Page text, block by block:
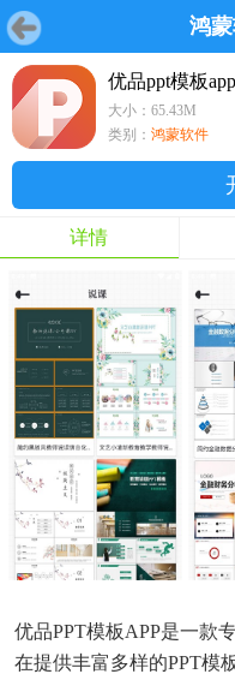
鸿
首页 游戏 软件
首页 游戏 软件 鸿蒙
游戏
鸿蒙
软件
优品ppt模板app
大小：65.43M
类别： 鸿蒙软件
详情
优品PPT模板APP是一款
在提供丰富多样的PPT模